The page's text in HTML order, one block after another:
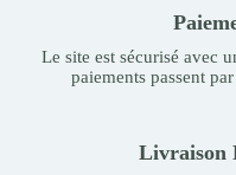
Le site est sécurisé avec
paiements passent
Livraison